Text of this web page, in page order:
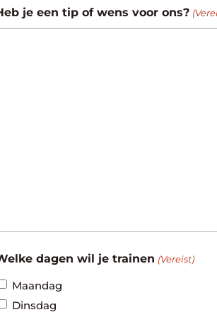
je een tip of wens voor ons?
dagen wil je trainen (Vereist)
Maandag
Dinsdag